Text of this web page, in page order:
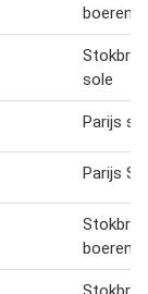
boeren
sole
Parijs
Parijs
boeren